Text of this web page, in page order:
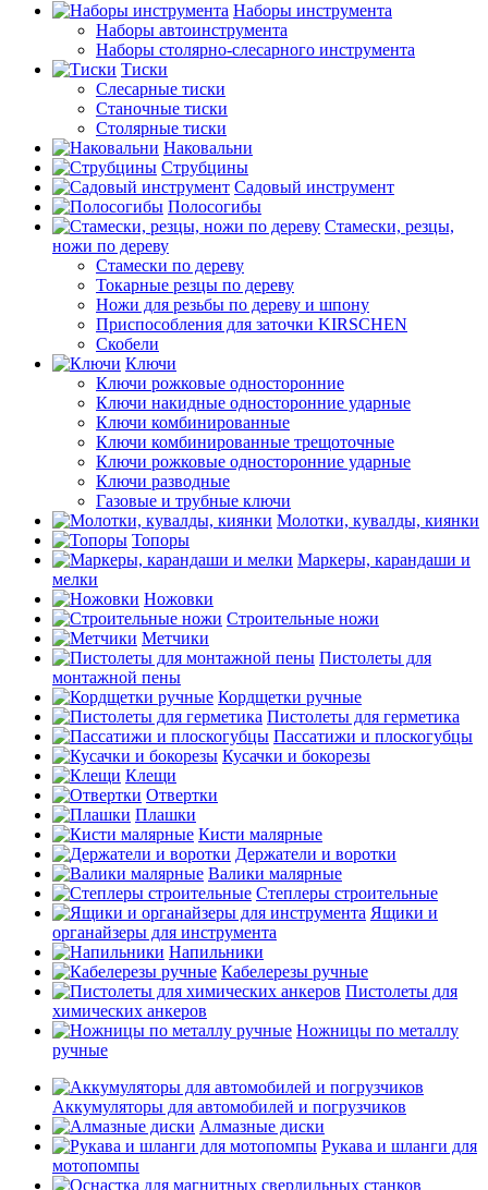
Наборы инструмента
Наборы автоинструмента
Наборы столярно-слесарного инструмента
Тиски
Слесарные тиски
Станочные тиски
Столярные тиски
Наковальни
Струбцины
Садовый инструмент
Полосогибы
Стамески, резцы,
ножи по дереву
Стамески по дереву
Токарные резцы по дереву
Ножи для резьбы по дереву и шпону
Приспособления для заточки KIRSCHEN
Скобели
Ключи
Ключи рожковые односторонние
Ключи накидные односторонние ударные
Ключи комбинированные
Ключи комбинированные трещоточные
Ключи рожковые односторонние ударные
Ключи разводные
Газовые и трубные ключи
Молотки, кувалды, киянки
Топоры
Маркеры, карандаши и
мелки
Ножовки
Строительные ножи
Метчики
Пистолеты для
монтажной пены
Кордщетки ручные
Пистолеты для герметика
Пассатижи и плоскогубцы
Кусачки и бокорезы
Клещи
Отвертки
Плашки
Кисти малярные
Держатели и воротки
Валики малярные
Степлеры строительные
Ящики и
органайзеры для инструмента
Напильники
Кабелерезы ручные
Пистолеты для
химических анкеров
Ножницы по металлу
ручные
Аккумуляторы для автомобилей и погрузчиков
Алмазные диски
Рукава и шланги для
мотопомпы